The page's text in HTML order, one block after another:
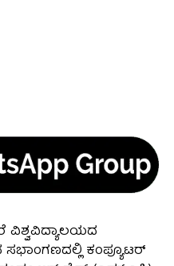
ವಿಶ್ವವಿದ್ಯಾಲಯದ
ಕಂಪ್ಯೂಟರ್